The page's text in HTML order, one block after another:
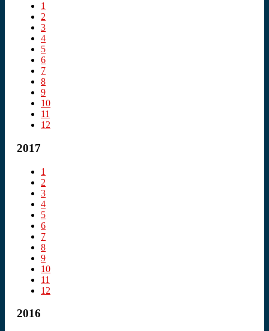
1
2
3
4
5
6
7
8
9
10
11
12
2017
1
2
3
4
5
6
7
8
9
10
11
12
2016